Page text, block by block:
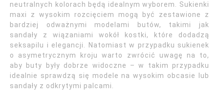
neutralnych kolorach będą idealnym wyborem. Sukienki
maxi z wysokim rozcięciem mogą być zestawione z
bardziej odważnymi modelami butów, takimi jak
sandały z wiązaniami wokół kostki, które dodadzą
seksapilu i elegancji. Natomiast w przypadku sukienek
o asymetrycznym kroju warto zwrócić uwagę na to,
aby buty były dobrze widoczne – w takim przypadku
idealnie sprawdzą się modele na wysokim obcasie lub
sandały z odkrytymi palcami.